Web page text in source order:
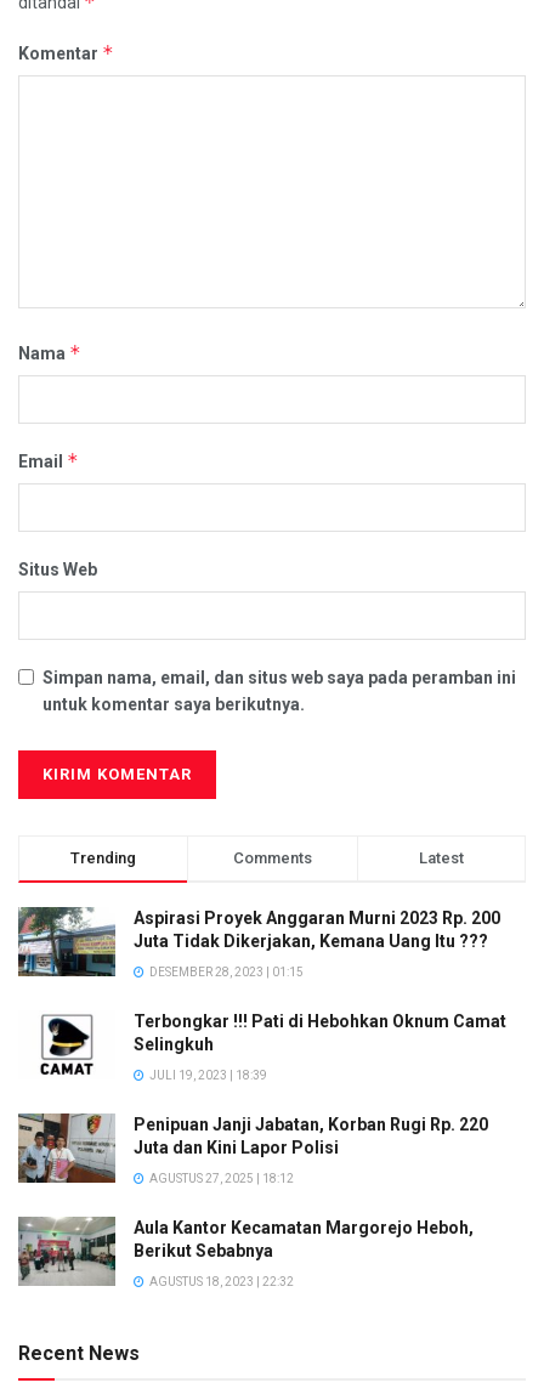
Komentar *
Nama *
Email *
Situs Web
Simpan nama, email, dan situs web saya pada peramban ini
untuk komentar saya berikutnya.
Trending Comments Latest
Aspirasi Proyek Anggaran Murni 2023 Rp. 200
Juta Tidak Dikerjakan, Kemana Uang Itu ???
DESEMBER 28, 2023 | 01:15
Terbongkar !!! Pati di Hebohkan Oknum Camat
Selingkuh
JULI 19, 2023 | 18:39
Penipuan Janji Jabatan, Korban Rugi Rp. 220
Juta dan Kini Lapor Polisi
AGUSTUS 27, 2025 | 18:12
Aula Kantor Kecamatan Margorejo Heboh,
Berikut Sebabnya
AGUSTUS 18, 2023 | 22:32
Recent News